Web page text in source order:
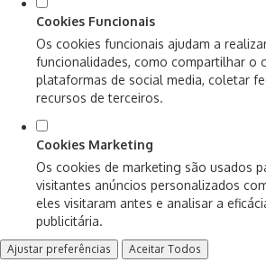
Cookies Funcionais
Os cookies funcionais ajudam a
funcionalidades, como compartilhar o
plataformas de social media, coletar
recursos de terceiros.
Cookies Marketing
Os cookies de marketing são usados
visitantes anúncios personalizados
eles visitaram antes e analisar a
publicitária.
Ajustar preferências Aceitar Todos